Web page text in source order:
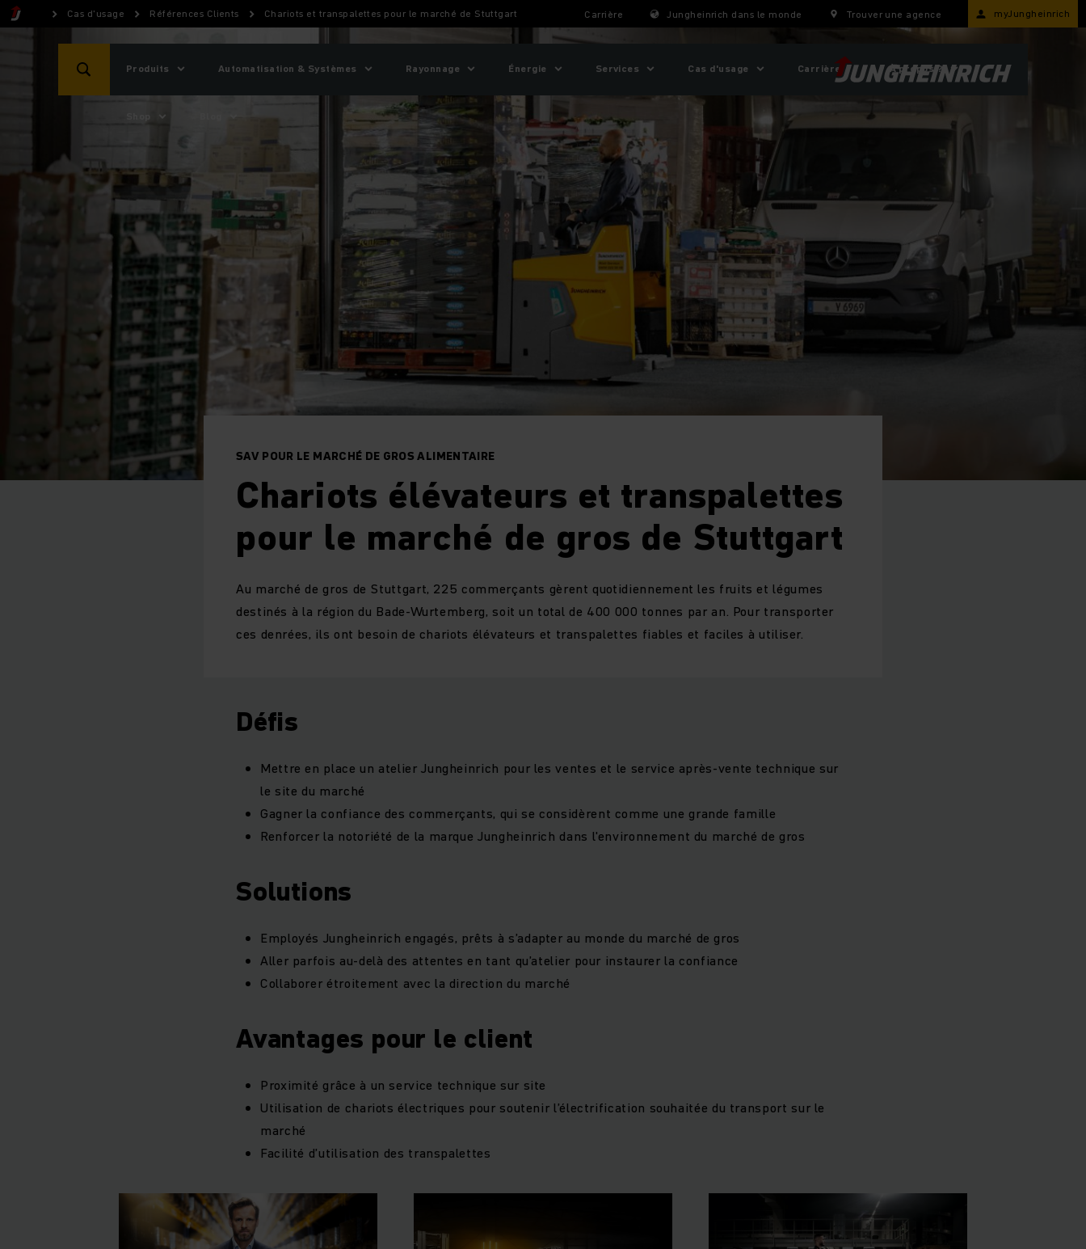
Cas d'usage Références Clients Chariots et transpalettes pour le marché de Stuttgart Carrière Jungheinrich dans le monde Trouver une agence myJungheinrich
Produits Automatisation & Systèmes Rayonnage Énergie Services Cas d'usage Carrière À propos ?
SAV POUR LE MARCHÉ DE GROS ALIMENTAIRE
Chariots élévateurs et transpalettes
pour le marché de gros de Stuttgart
Au marché de gros de Stuttgart, 225 commerçants gèrent quotidiennement les fruits et légumes
destinés à la région du Bade-Wurtemberg, soit un total de 400 000 tonnes par an. Pour transporter
ces denrées, ils ont besoin de chariots élévateurs et transpalettes fiables et faciles à utiliser.
Défis
Mettre en place un atelier Jungheinrich pour les ventes et le service après-vente technique sur
le site du marché
Gagner la confiance des commerçants, qui se considèrent comme une grande famille
Renforcer la notoriété de la marque Jungheinrich dans l'environnement du marché de gros
Solutions
Employés Jungheinrich engagés, prêts à s’adapter au monde du marché de gros
Aller parfois au-delà des attentes en tant qu’atelier pour instaurer la confiance
Collaborer étroitement avec la direction du marché
Avantages pour le client
Proximité grâce à un service technique sur site
Utilisation de chariots électriques pour soutenir l’électrification souhaitée du transport sur le
marché
Facilité d’utilisation des transpalettes